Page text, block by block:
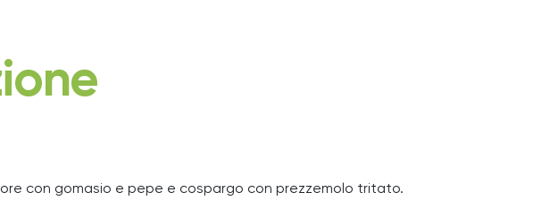
con gomasio e pepe e cospargo con prezzemolo tritato.